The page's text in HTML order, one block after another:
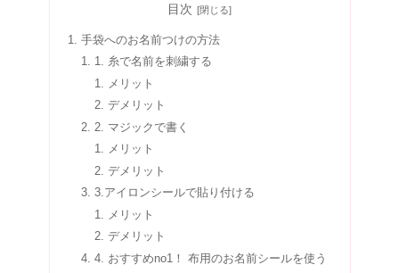
目次
手袋へのお名前つけの方法
1. 糸で名前を刺繍する
メリット
デメリット
2. マジックで書く
メリット
デメリット
3.アイロンシールで貼り付ける
メリット
デメリット
4. おすすめno1！ 布用のお名前シールを使う